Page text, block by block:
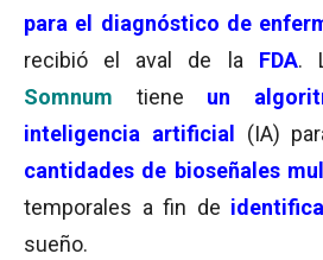
para el diagnóstico de
recibió el aval de la FDA.
Somnum tiene un
inteligencia artificial
(IA)
cantidades de bioseñales
temporales a fin de
sueño.